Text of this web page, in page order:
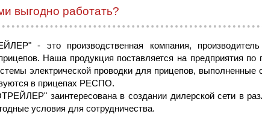
выгодно работать?
- это производственная компания,
Наша продукция поставляется на предприятия
электрической проводки для прицепов, выполненные
в прицепах РЕСПО.
заинтересована в создании дилерской сети в
условия для сотрудничества.